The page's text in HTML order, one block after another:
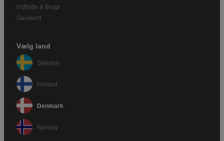
Indbytte & Brugt
Gavekort
Vælg land
Sweden
Finland
Denmark
Norway